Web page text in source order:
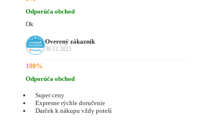
Odporúča obchod
Ok
Overený zákazník
30.12.2025
100%
Odporúča obchod
Super ceny
Expresne rýchle doručenie
Darček k nákupu vždy poteší